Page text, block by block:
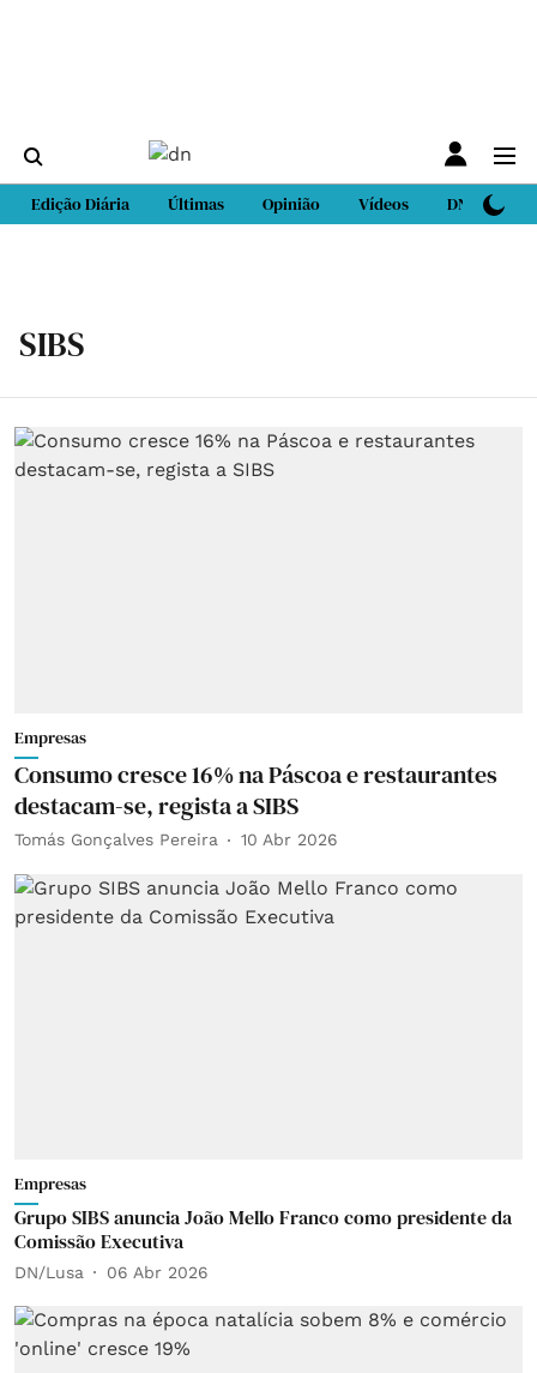
Edição Diária Últimas Opinião Vídeos DN Sport
SIBS
Empresas
Consumo cresce 16% na Páscoa e restaurantes
destacam-se, regista a SIBS
Tomás Gonçalves Pereira 10 Abr 2026
Empresas
Grupo SIBS anuncia João Mello Franco como presidente da
Comissão Executiva
DN/Lusa 06 Abr 2026